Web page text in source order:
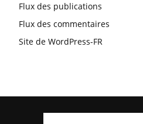
Flux des publications
Flux des commentaires
Site de WordPress-FR